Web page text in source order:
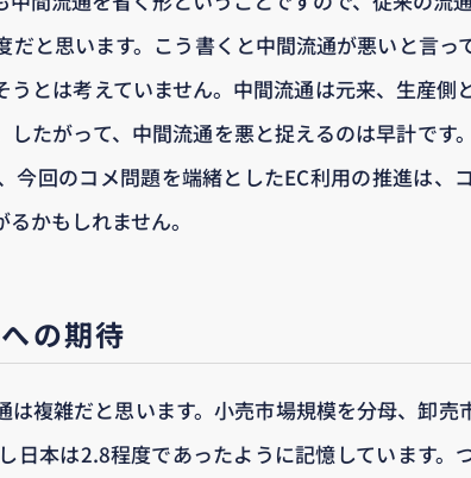
だと思います。こう書くと中間流通が悪いと言っ
うとは考えていません。中間流通は元来、生産側
したがって、中間流通を悪と捉えるのは早計です
今回のコメ問題を端緒としたEC利用の推進は、
かもしれません。
の期待
は複雑だと思います。小売市場規模を分母、卸売
日本は2.8程度であったように記憶しています。